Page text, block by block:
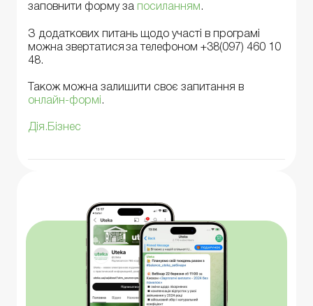
заповнити форму за посиланням .
З додаткових питань щодо участі в програмі
можна звертатися за телефоном +38(097) 460 10
48.
Також можна залишити своє запитання в
онлайн-формі .
Дія.Бізнес